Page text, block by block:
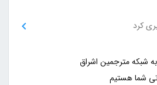
کرد
شما هستیم